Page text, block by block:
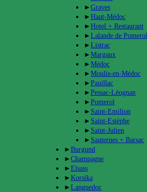
► Graves
► Haut-Médoc
► Hotel + Restaurant
► Lalande de Pomerol
► Listrac
► Margaux
► Médoc
► Moulis-en-Médoc
► Pauillac
► Pessac-Léognan
► Pomerol
► Saint-Emilion
► Saint-Estèphe
► Saint-Julien
► Sauternes + Barsac
► Burgund
► Champagne
► Elsass
► Korsika
► Languedoc